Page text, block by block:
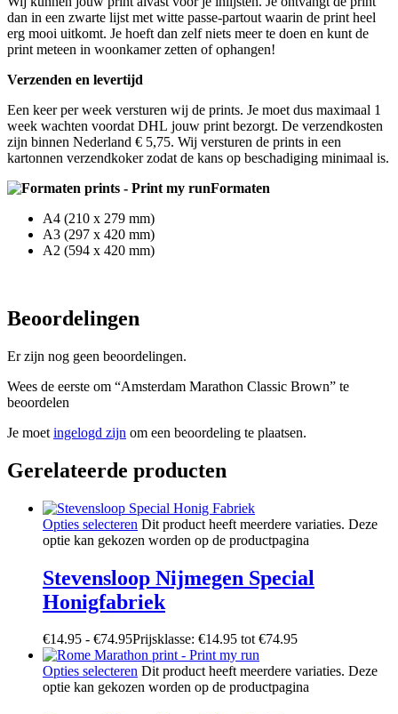
dan in een zwarte lijst met witte passe-partout waarin de print heel
erg mooi uitkomt. Je hoeft dan zelf niets meer te doen en kunt de
print meteen in woonkamer zetten of ophangen!
Verzenden en levertijd
Een keer per week versturen wij de prints. Je moet dus maximaal 1
week wachten voordat DHL jouw print bezorgt. De verzendkosten
zijn binnen Nederland € 5,75. Wij versturen de prints in een
kartonnen verzendkoker zodat de kans op beschadiging minimaal is.
Formaten
A4 (210 x 279 mm)
A3 (297 x 420 mm)
A2 (594 x 420 mm)
Beoordelingen
Er zijn nog geen beoordelingen.
Wees de eerste om “Amsterdam Marathon Classic Brown” te
beoordelen
Je moet ingelogd zijn om een beoordeling te plaatsen.
Gerelateerde producten
Opties selecteren Dit product heeft meerdere variaties. Deze
optie kan gekozen worden op de productpagina
Stevensloop Nijmegen Special
Honigfabriek
€14.95 - €74.95Prijsklasse: €14.95 tot €74.95
Opties selecteren Dit product heeft meerdere variaties. Deze
optie kan gekozen worden op de productpagina